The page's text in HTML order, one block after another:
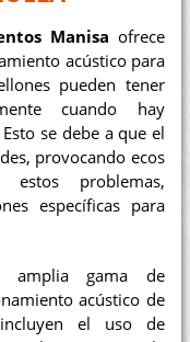
Manisa ofrece
acústico para
pueden tener
cuando hay
se debe a que el
provocando ecos
problemas,
específicas para
amplia gama de
acústico de
incluyen el uso de